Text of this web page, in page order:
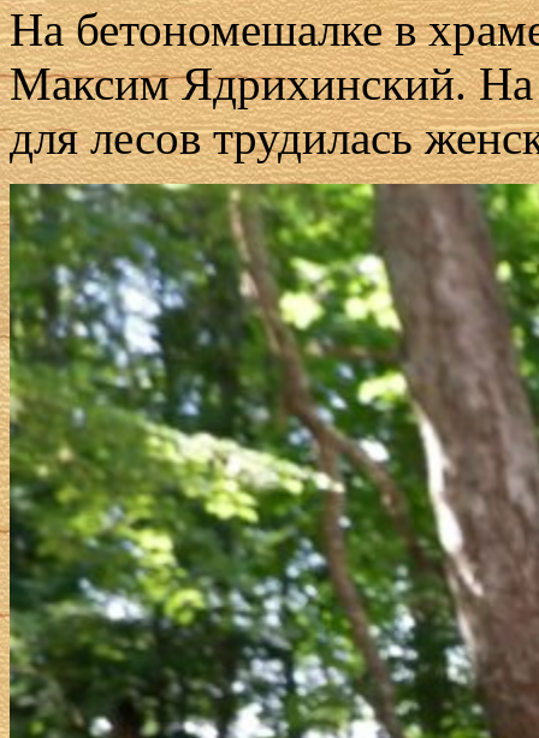
На бетономешалке в
Максим Ядрихинский. На
для лесов трудилась